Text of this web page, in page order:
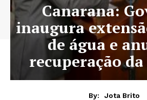
Canarana:
inaugura
de água e
recuperação da
By:
Jota Brito